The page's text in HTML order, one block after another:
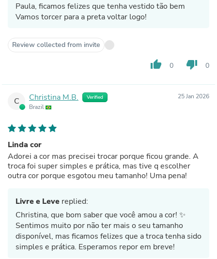
Paula, ficamos felizes que tenha vestido tão bem
Vamos torcer para a preta voltar logo!
Review collected from invite
thumb_up 0 thumb_down 0
C Christina M.B. Verified
Brazil
25 Jan 2026
Linda cor
Adorei a cor mas precisei trocar porque ficou grande. A
troca foi super simples e prática, mas tive q escolher
outra cor porque esgotou meu tamanho! Uma pena!
Livre e Leve replied:
Christina, que bom saber que você amou a cor! ✨
Sentimos muito por não ter mais o seu tamanho
disponível, mas ficamos felizes que a troca tenha sido
simples e prática. Esperamos repor em breve!